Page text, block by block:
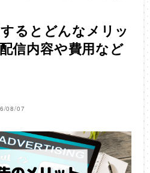
るとどんなメリッ
信内容や費用など
08/07